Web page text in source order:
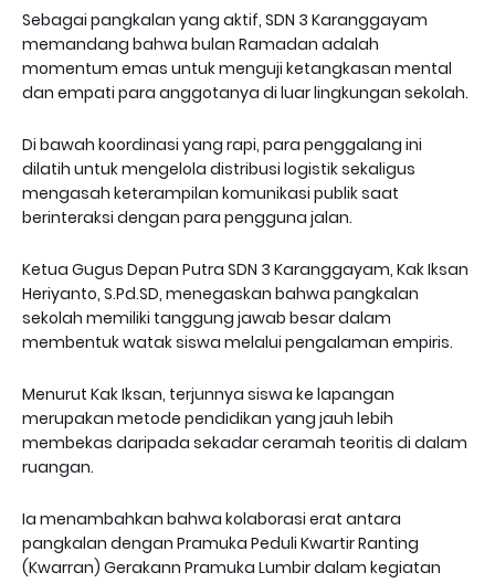
Sebagai pangkalan yang aktif, SDN 3 Karanggayam
memandang bahwa bulan Ramadan adalah
momentum emas untuk menguji ketangkasan mental
dan empati para anggotanya di luar lingkungan sekolah.
Di bawah koordinasi yang rapi, para penggalang ini
dilatih untuk mengelola distribusi logistik sekaligus
mengasah keterampilan komunikasi publik saat
berinteraksi dengan para pengguna jalan.
Ketua Gugus Depan Putra SDN 3 Karanggayam, Kak Iksan
Heriyanto, S.Pd.SD, menegaskan bahwa pangkalan
sekolah memiliki tanggung jawab besar dalam
membentuk watak siswa melalui pengalaman empiris.
Menurut Kak Iksan, terjunnya siswa ke lapangan
merupakan metode pendidikan yang jauh lebih
membekas daripada sekadar ceramah teoritis di dalam
ruangan.
Ia menambahkan bahwa kolaborasi erat antara
pangkalan dengan Pramuka Peduli Kwartir Ranting
(Kwarran) Gerakann Pramuka Lumbir dalam kegiatan